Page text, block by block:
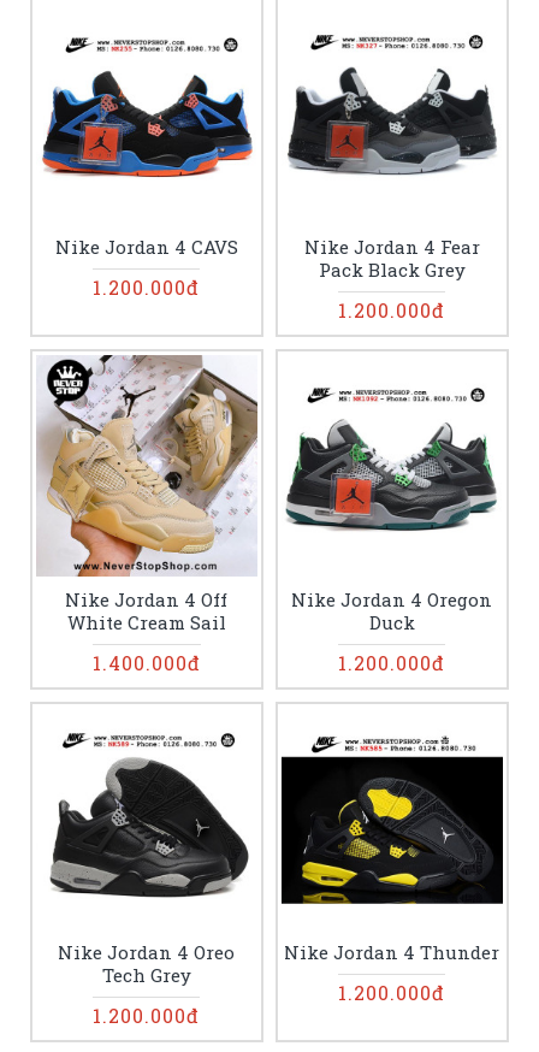
Nike Jordan 4 CAVS
1.200.000đ
Nike Jordan 4 Fear
Pack Black Grey
1.200.000đ
Nike Jordan 4 Off
White Cream Sail
1.400.000đ
Nike Jordan 4 Oregon
Duck
1.200.000đ
Nike Jordan 4 Oreo
Tech Grey
1.200.000đ
Nike Jordan 4 Thunder
1.200.000đ